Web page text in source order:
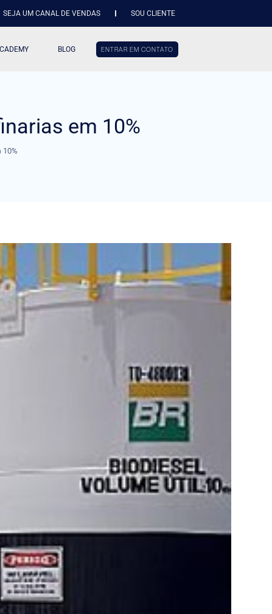
SEJA UM CANAL DE VENDAS SOU CLIENTE
BLOG ENTRAR EM CONTATO
em 10%
10%